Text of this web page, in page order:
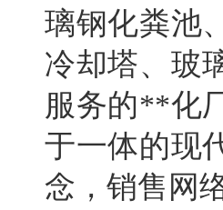
璃钢化粪池
冷却塔、玻
服务的**化
于一体的现
念，销售网